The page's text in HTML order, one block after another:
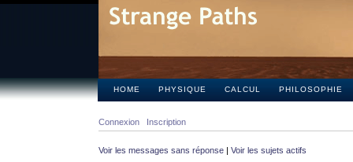
HOME PHYSIQUE CALCUL PHILOSOPHIE
Connexion Inscription
Voir les messages sans réponse | Voir les sujets actifs